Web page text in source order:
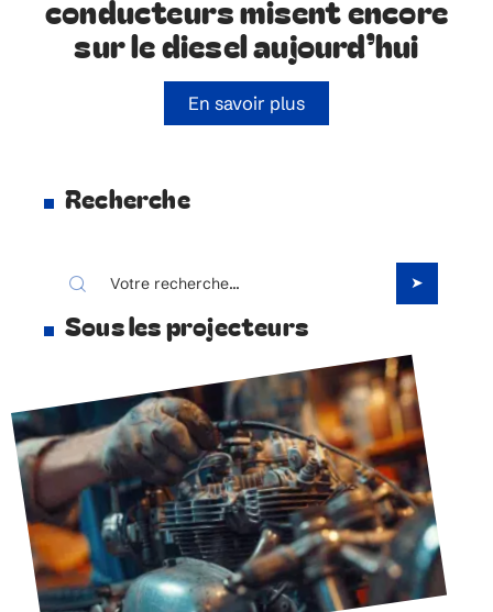
conducteurs misent encore
sur le diesel aujourd’hui
En savoir plus
Recherche
Sous les projecteurs